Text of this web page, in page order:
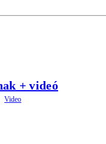
+ videó